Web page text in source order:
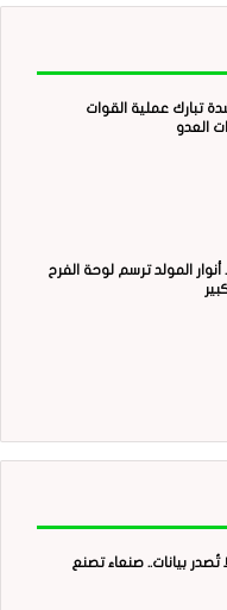
تبارك عملية القوات
العدو
المولد ترسم لوحة الفرح
تُصدر بيانات.. صنعاء تصنع